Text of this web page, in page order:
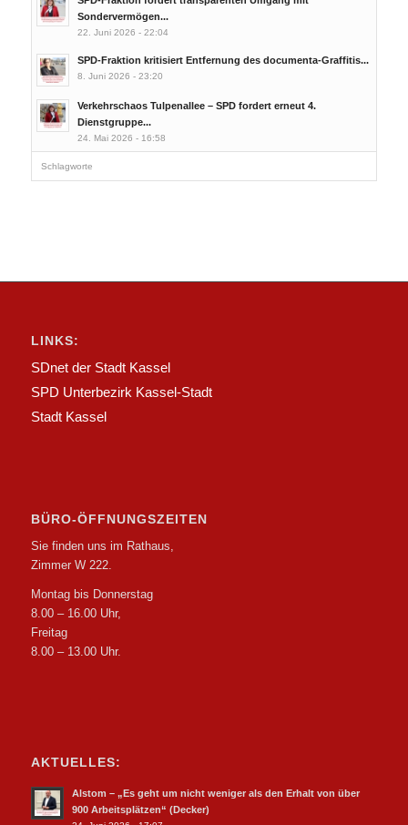
Sondervermögen...
22. Juni 2026 - 22:04
SPD-Fraktion kritisiert Entfernung des documenta-Graffitis...
8. Juni 2026 - 23:20
Verkehrschaos Tulpenallee – SPD fordert erneut 4.
Dienstgruppe...
24. Mai 2026 - 16:58
Schlagworte
LINKS:
SDnet der Stadt Kassel
SPD Unterbezirk Kassel-Stadt
Stadt Kassel
BÜRO-ÖFFNUNGSZEITEN
Sie finden uns im Rathaus,
Zimmer W 222.
Montag bis Donnerstag
8.00 – 16.00 Uhr,
Freitag
8.00 – 13.00 Uhr.
AKTUELLES:
Alstom – „Es geht um nicht weniger als den Erhalt von über
900 Arbeitsplätzen“ (Decker)